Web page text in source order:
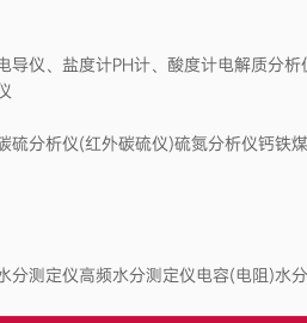
仪、盐度计PH计、酸度计电解质分
硫分析仪(红外碳硫仪)硫氮分析仪钙
分测定仪高频水分测定仪电容(电阻)水